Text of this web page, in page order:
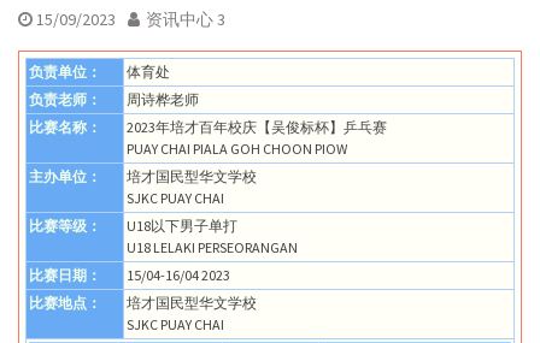
15/09/2023 资讯中心 3
负责单位：
体育处
负责老师：
周诗桦老师
比赛名称：
2023年培才百年校庆【吴俊标杯】乒乓赛
PUAY CHAI PIALA GOH CHOON PIOW
主办单位：
培才国民型华文学校
SJKC PUAY CHAI
比赛等级：
U18以下男子单打
U18 LELAKI PERSEORANGAN
比赛日期：
15/04-16/04 2023
比赛地点：
培才国民型华文学校
SJKC PUAY CHAI